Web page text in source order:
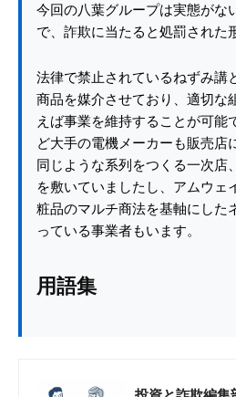
今回の八葉グループは実態がな
で、詐欺に当たると処罰された
法律で禁止されているねずみ講
商品を媒介させており、適切な
えば事業を維持することが可能
ど大手の電機メーカーも販売店
同じような系列をつくる一次店
を敷いていましたし、アムウェ
粧品のマルチ商法を基軸にした
っている事業者もいます。
用語集